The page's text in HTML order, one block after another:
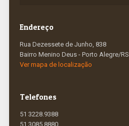
Endereço
Rua Dezessete de Junho, 838
Bairro Menino Deus - Porto Alegre/RS
Ver mapa de localização
Telefones
51 3228.9388
51 3085.8880